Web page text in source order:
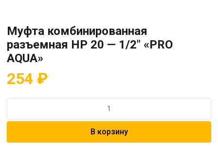
Муфта комбинированная
разъемная HP 20 — 1/2″ «PRO
AQUA»
254 ₽
Муфта
В корзину